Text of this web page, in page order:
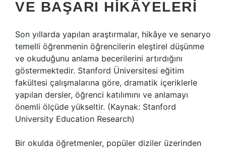
VE BAŞARI HIKÂYELERI
Son yıllarda yapılan araştırmalar, hikâye ve senaryo
temelli öğrenmenin öğrencilerin eleştirel düşünme
ve okuduğunu anlama becerilerini artırdığını
göstermektedir. Stanford Üniversitesi eğitim
fakültesi çalışmalarına göre, dramatik içeriklerle
yapılan dersler, öğrenci katılımını ve anlamayı
önemli ölçüde yükseltir. (Kaynak: Stanford
University Education Research)
Bir okulda öğretmenler, popüler diziler üzerinden